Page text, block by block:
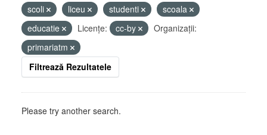
scoli
liceu studenti
scoala
educatie
Licenţe: cc-by
Organizații:
primariatm
Filtrează Rezultatele
Please try another search.